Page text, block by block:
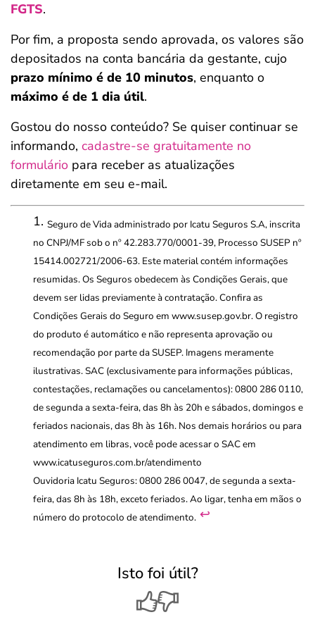
FGTS.
Por fim, a proposta sendo aprovada, os valores são
depositados na conta bancária da gestante, cujo
prazo mínimo é de 10 minutos, enquanto o
máximo é de 1 dia útil.
Gostou do nosso conteúdo? Se quiser continuar se
informando, cadastre-se gratuitamente no
formulário para receber as atualizações
diretamente em seu e-mail.
Seguro de Vida administrado por Icatu Seguros S.A, inscrita
no CNPJ/MF sob o nº 42.283.770/0001-39, Processo SUSEP nº
15414.002721/2006-63. Este material contém informações
resumidas. Os Seguros obedecem às Condições Gerais, que
devem ser lidas previamente à contratação. Confira as
Condições Gerais do Seguro em www.susep.gov.br. O registro
do produto é automático e não representa aprovação ou
recomendação por parte da SUSEP. Imagens meramente
ilustrativas. SAC (exclusivamente para informações públicas,
contestações, reclamações ou cancelamentos): 0800 286 0110,
de segunda a sexta-feira, das 8h às 20h e sábados, domingos e
feriados nacionais, das 8h às 16h. Nos demais horários ou para
atendimento em libras, você pode acessar o SAC em
www.icatuseguros.com.br/atendimento
Ouvidoria Icatu Seguros: 0800 286 0047, de segunda a sexta-
feira, das 8h às 18h, exceto feriados. Ao ligar, tenha em mãos o
número do protocolo de atendimento. ↩︎
Isto foi útil?